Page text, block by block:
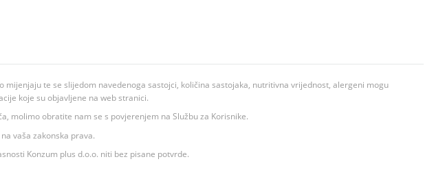
te se slijedom navedenoga sastojci, količina sastojaka, nutritivna vrijednost, alergeni mogu
koje su objavljene na web stranici.
molimo obratite nam se s povjerenjem na Službu za Korisnike.
vaša zakonska prava.
Konzum plus d.o.o. niti bez pisane potvrde.